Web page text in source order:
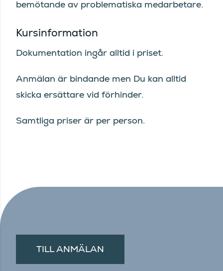
bemötande av problematiska medarbetare.
Kursinformation
Dokumentation ingår alltid i priset.
Anmälan är bindande men Du kan alltid
skicka ersättare vid förhinder.
Samtliga priser är per person.
TILL ANMÄLAN